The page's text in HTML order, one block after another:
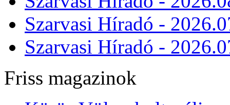
Szarvasi Híradó -
Szarvasi Híradó -
Friss magazinok